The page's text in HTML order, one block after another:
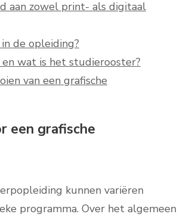
aan zowel print- als digitaal
de opleiding?
wat is het studierooster?
van een grafische
een grafische
kunnen variëren
programma. Over het algemeen